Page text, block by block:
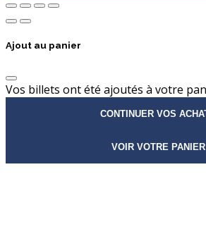
Ajout au panier
Vos billets ont été ajoutés à votre
CONTINUER VOS
VOIR VOTRE PANIER